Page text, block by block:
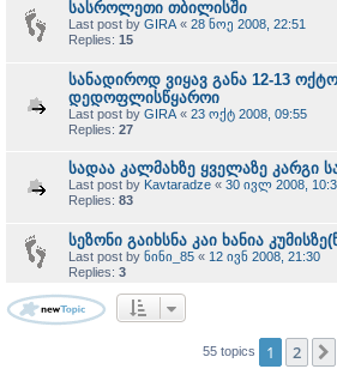
სასროლეთი თბილისში
Last post by GIRA « 28 ნოე 2008, 22:51
Replies: 15
სანადიროდ ვიყავ განა 12-13
დედოფლისწყაროი
Last post by GIRA « 23 ოქტ 2008, 09:55
Replies: 27
სადაა კალმახზე ყველაზე კარგი
Last post by Kavtaradze « 30 ივლ 2008,
Replies: 83
სეზონი გაიხსნა კაი ხანია
Last post by ნინი_85 « 12 ივნ 2008, 21:30
Replies: 3
55 topics 1 2